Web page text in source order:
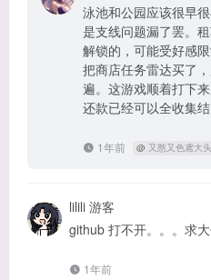
泳池和公园应该很早
是支线问题漏了罢。
解锁的，可能受好感
把商店任务雷达买了
遍。这游戏顺着打下
还款已经可以全收集结
1年前 @ 又憨又色鸢大头
lilili 游客
github 打不开。。。求
1年前